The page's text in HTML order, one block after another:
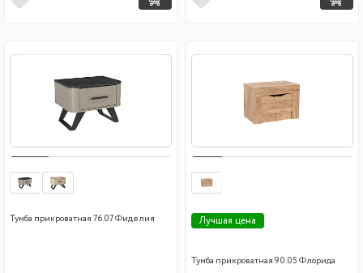
Тумба прикроватная 76.07 Фиделия Лучшая цена
Тумба прикроватная 90.05 Флорида